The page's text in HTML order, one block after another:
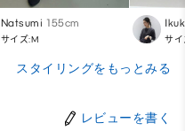
Natsumi 155cm
サイズ:M サ
スタイリングをもっとみる
レビューを書く